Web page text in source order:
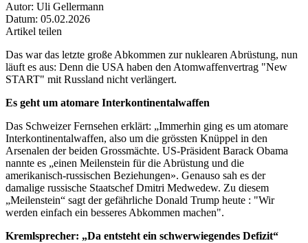
Autor: Uli Gellermann
Datum: 05.02.2026
Artikel teilen
Das war das letzte große Abkommen zur nuklearen Abrüstung, nun
läuft es aus: Denn die USA haben den Atomwaffenvertrag "New
START" mit Russland nicht verlängert.
Es geht um atomare Interkontinentalwaffen
Das Schweizer Fernsehen erklärt: „Immerhin ging es um atomare
Interkontinentalwaffen, also um die grössten Knüppel in den
Arsenalen der beiden Grossmächte. US-Präsident Barack Obama
nannte es „einen Meilenstein für die Abrüstung und die
amerikanisch-russischen Beziehungen». Genauso sah es der
damalige russische Staatschef Dmitri Medwedew. Zu diesem
„Meilenstein“ sagt der gefährliche Donald Trump heute : "Wir
werden einfach ein besseres Abkommen machen".
Kremlsprecher: „Da entsteht ein schwerwiegendes Defizit“